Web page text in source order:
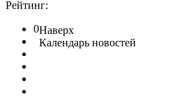
Рейтинг:
0Наверх
Календарь новостей